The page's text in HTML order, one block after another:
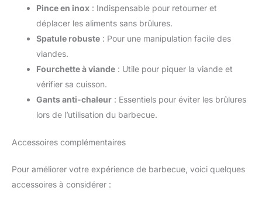
Pince en inox : Indispensable pour retourner et
déplacer les aliments sans brûlures.
Spatule robuste : Pour une manipulation facile des
viandes.
Fourchette à viande : Utile pour piquer la viande et
vérifier sa cuisson.
Gants anti-chaleur : Essentiels pour éviter les brûlures
lors de l’utilisation du barbecue.
Accessoires complémentaires
Pour améliorer votre expérience de barbecue, voici quelques
accessoires à considérer :